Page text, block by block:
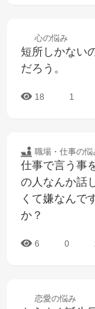
心の悩み
短所しかない
だろう。
18 1
職場・仕事の悩
仕事で言う事
の人なんか話
くて嫌なんで
か？
6 0
恋愛の悩み